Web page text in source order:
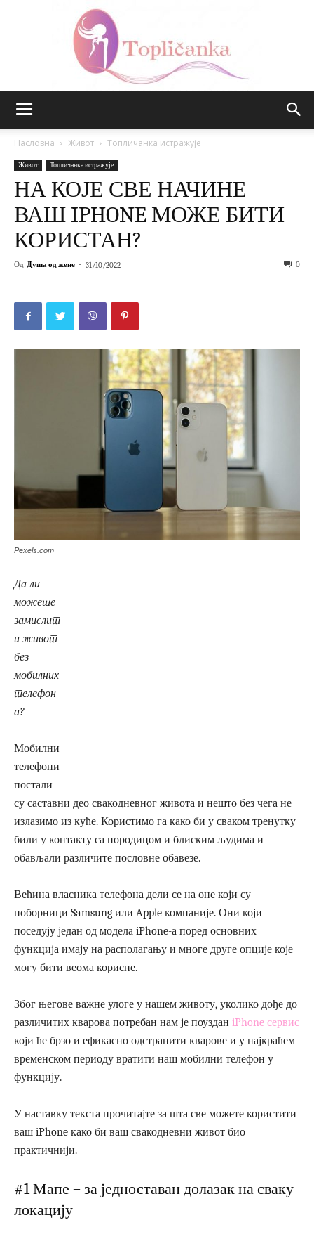
Насловна Живот Топличанка истражује
Живот Топличанка истражује
НА КОЈЕ СВЕ НАЧИНЕ
ВАШ IPHONE МОЖЕ БИТИ
КОРИСТАН?
Од Душа од жене - 31/10/2022 0
Pexels.com
Да ли
можете
замислит
и живот
без
мобилних
телефон
а?
Мобилни
телефони
постали
су саставни део свакодневног живота и нешто без чега не
излазимо из куће. Користимо га како би у сваком тренутку
били у контакту са породицом и блиским људима и
обављали различите пословне обавезе.
Већина власника телефона дели се на оне који су
поборници Samsung или Apple компаније. Они који
поседују један од модела iPhone-а поред основних
функција имају на располагању и многе друге опције које
могу бити веома корисне.
Због његове важне улоге у нашем животу, уколико дође до
различитих кварова потребан нам је поуздан iPhone сервис
који ће брзо и ефикасно одстранити кварове и у најкраћем
временском периоду вратити наш мобилни телефон у
функцију.
У наставку текста прочитајте за шта све можете користити
ваш iPhone како би ваш свакодневни живот био
практичнији.
#1 Мапе – за једноставан долазак на сваку
локацију